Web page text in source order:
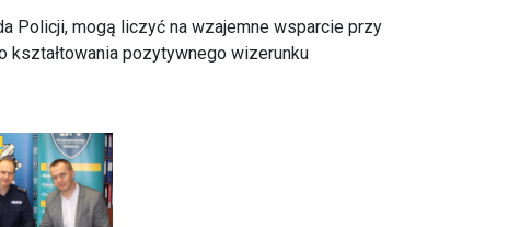
Policji, mogą liczyć na wzajemne wsparcie przy
pozytywnego wizerunku